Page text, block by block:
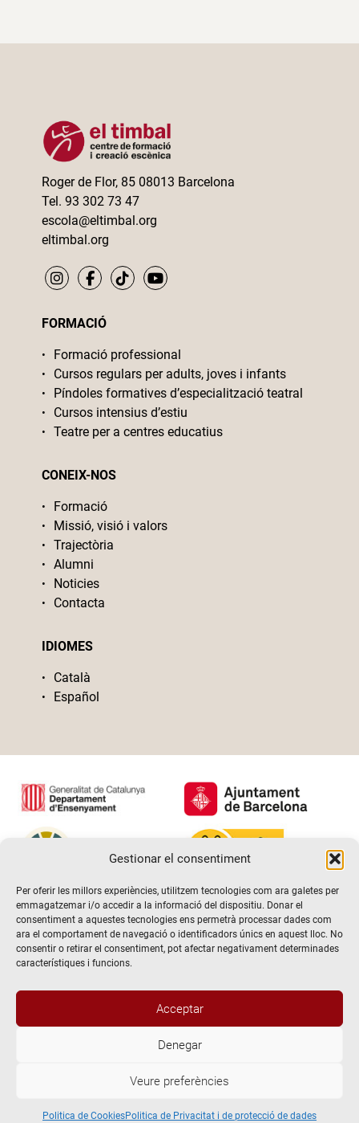
Gestionar el consentiment
Per oferir les millors experiències, utilitzem tecnologies com ara galetes per
emmagatzemar i/o accedir a la informació del dispositiu. Donar el
consentiment a aquestes tecnologies ens permetrà processar dades com
ara el comportament de navegació o identificadors únics en aquest lloc. No
consentir o retirar el consentiment, pot afectar negativament determinades
característiques i funcions.
Acceptar
Denegar
Veure preferències
Politica de CookiesPolitica de Privacitat i de protecció de dades
Roger de Flor, 85 08013 Barcelona
Tel. 93 302 73 47
escola@eltimbal.org
eltimbal.org
FORMACIÓ
Formació professional
Cursos regulars per adults, joves i infants
Píndoles formatives d’especialització teatral
Cursos intensius d’estiu
Teatre per a centres educatius
CONEIX-NOS
Formació
Missió, visió i valors
Trajectòria
Alumni
Noticies
Contacta
IDIOMES
Català
Español
@2026 Escola de teatre El Timbal. Tots els drets reservats
Avís Legal
Politica de Cookies